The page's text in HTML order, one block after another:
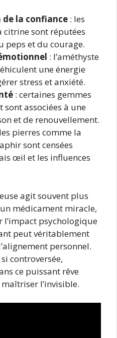
la confiance : les
citrine sont réputées
peps et du courage.
: l’améthyste
une énergie
stress et anxiété.
: certaines gemmes
associées à une
et de renouvellement.
pierres comme la
sont censées
œil et les influences
agit souvent plus
médicament miracle,
psychologique
peut véritablement
personnel.
controversée,
ce puissant rêve
l’invisible.